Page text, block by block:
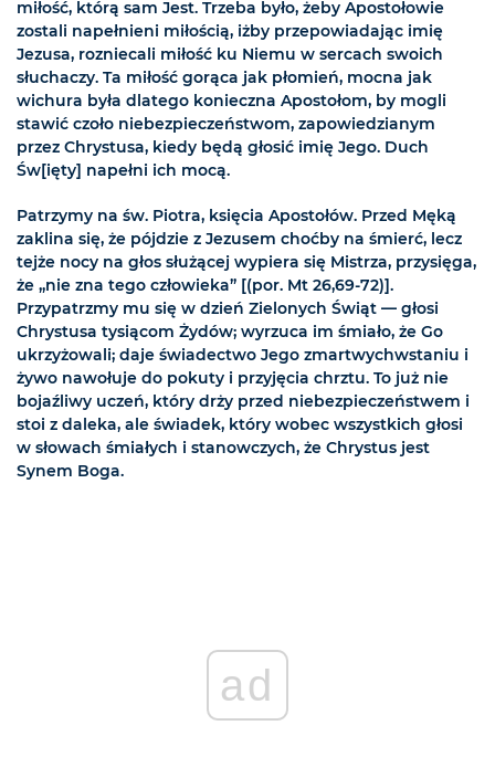
miłość, którą sam Jest. Trzeba było, żeby Apostołowie
zostali napełnieni miłością, iżby przepowiadając imię
Jezusa, rozniecali miłość ku Niemu w sercach swoich
słuchaczy. Ta miłość gorąca jak płomień, mocna jak
wichura była dlatego konieczna Apostołom, by mogli
stawić czoło niebezpieczeństwom, zapowiedzianym
przez Chrystusa, kiedy będą głosić imię Jego. Duch
Św[ięty] napełni ich mocą.
Patrzymy na św. Piotra, księcia Apostołów. Przed Męką
zaklina się, że pójdzie z Jezusem choćby na śmierć, lecz
tejże nocy na głos służącej wypiera się Mistrza, przysięga,
że „nie zna tego człowieka” [(por. Mt 26,69-72)].
Przypatrzmy mu się w dzień Zielonych Świąt — głosi
Chrystusa tysiącom Żydów; wyrzuca im śmiało, że Go
ukrzyżowali; daje świadectwo Jego zmartwychwstaniu i
żywo nawołuje do pokuty i przyjęcia chrztu. To już nie
bojaźliwy uczeń, który drży przed niebezpieczeństwem i
stoi z daleka, ale świadek, który wobec wszystkich głosi
w słowach śmiałych i stanowczych, że Chrystus jest
Synem Boga.
ad